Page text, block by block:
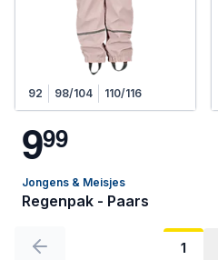
92 98/104 110/116
999
Jongens & Meisjes
Regenpak - Paars
1